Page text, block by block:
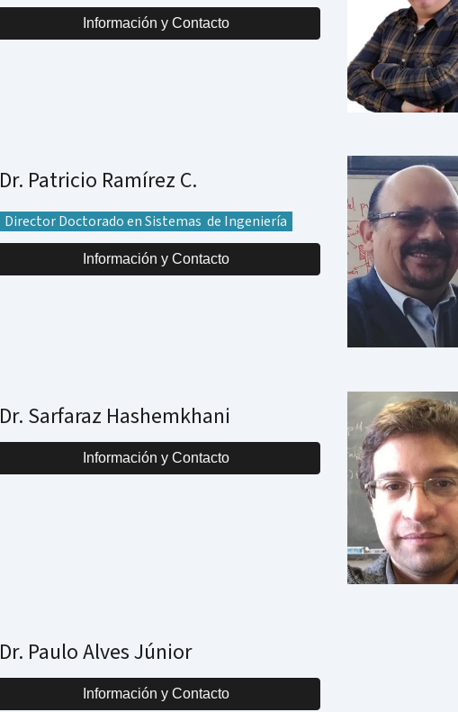
Información y Contacto
Dr. Patricio Ramírez C.
Director Doctorado en Sistemas de Ingeniería
Información y Contacto
Dr. Sarfaraz Hashemkhani
Información y Contacto
Dr. Paulo Alves Júnior
Información y Contacto